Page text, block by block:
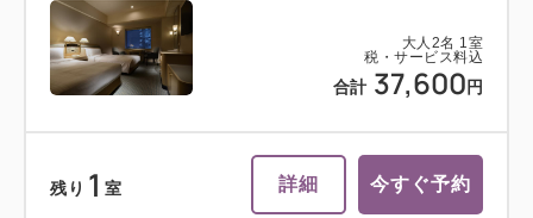
大人 2名 1室
税・サービス料込
合計 37,600 円
残り 1 室 詳細 今すぐ予約